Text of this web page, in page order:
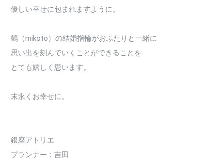
優しい幸せに包まれますように。
鶴（mikoto）の結婚指輪がおふたりと一緒に
思い出を刻んでいくことができることを
とても嬉しく思います。
末永くお幸せに。
銀座アトリエ
プランナー：吉田